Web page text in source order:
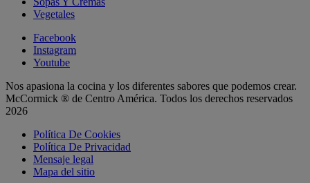
Vegetales
Facebook
Instagram
Youtube
Nos apasiona la cocina y los diferentes sabores que podemos crear.
McCormick ® de Centro América. Todos los derechos reservados
2026
Política De Cookies
Política De Privacidad
Mensaje legal
Mapa del sitio